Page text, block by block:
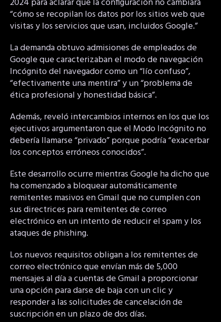
“cómo se recopilan los datos por los sitios web que
visitas y los servicios que usan, incluidos Google.”
La demanda obtuvo admisiones de empleados de
Google que caracterizaban el modo de navegación
Incógnito del navegador como un “lío confuso”,
“efectivamente una mentira” y un “problema de
ética profesional y honestidad básica”.
Además, reveló intercambios internos en los que los
ejecutivos argumentaron que el Modo Incógnito no
debería llamarse “privado” porque podría “exacerbar
los conceptos erróneos conocidos”.
Este desarrollo ocurre mientras Google ha dicho que
ha comenzado a bloquear automáticamente
remitentes masivos en Gmail que no cumplen con
sus directrices para remitentes de correo
electrónico en un intento de reducir el spam y los
ataques de phishing.
Los nuevos requisitos obligan a los remitentes de
correo electrónico que envían más de 5,000
mensajes al día a cuentas de Gmail a proporcionar
una opción para darse de baja con un clic y
responder a las solicitudes de cancelación de
suscripción en un plazo de dos días.